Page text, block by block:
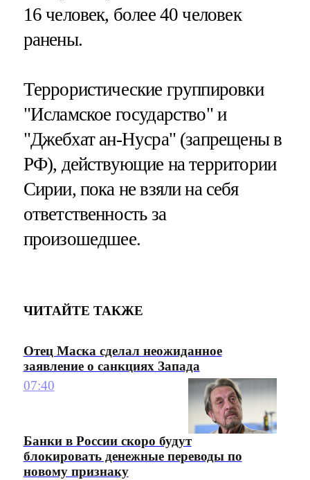
16 человек, более 40 человек
ранены.
Террористические группировки
"Исламское государство" и
"Джебхат ан-Нусра" (запрещены в
РФ), действующие на территории
Сирии, пока не взяли на себя
ответственность за
произошедшее.
ЧИТАЙТЕ ТАКЖЕ
Отец Маска сделал неожиданное
заявление о санкциях Запада
07:40
Банки в России скоро будут
блокировать денежные переводы по
новому признаку